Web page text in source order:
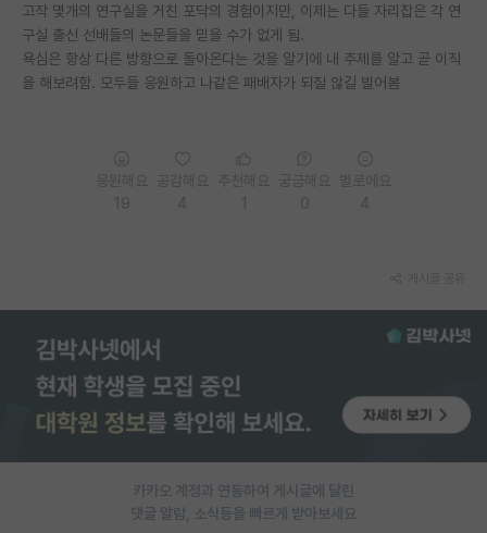
홍보 게시판
커리어
고작 몇개의 연구실을 거친 포닥의 경험이지만, 이제는 다들 자리잡은 각 연
구실 출신 선배들의 논문들을 믿을 수가 없게 됨.
욕심은 항상 다른 방향으로 돌아온다는 것을 알기에 내 주제를 알고 곧 이직
을 해보려함. 모두들 응원하고 나같은 패배자가 되질 않길 빌어봄
카카오 계정과 연동하여 게시글에 달린
댓글 알람, 소식등을 빠르게 받아보세요